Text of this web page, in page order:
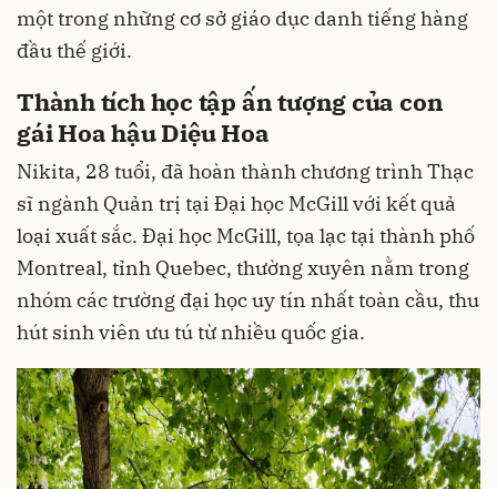
một trong những cơ sở giáo dục danh tiếng hàng
đầu thế giới.
Thành tích học tập ấn tượng của con
gái Hoa hậu Diệu Hoa
Nikita, 28 tuổi, đã hoàn thành chương trình Thạc
sĩ ngành Quản trị tại Đại học McGill với kết quả
loại xuất sắc. Đại học McGill, tọa lạc tại thành phố
Montreal, tỉnh Quebec, thường xuyên nằm trong
nhóm các trường đại học uy tín nhất toàn cầu, thu
hút sinh viên ưu tú từ nhiều quốc gia.